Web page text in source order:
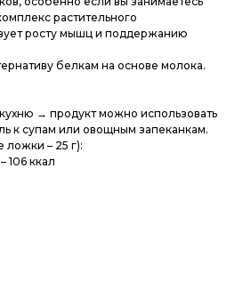
растительного
росту мышц и поддержанию
белкам на основе молока.
→ продукт можно использовать
к супам или овощным запеканкам.
ложки – 25 г):
106 ккал